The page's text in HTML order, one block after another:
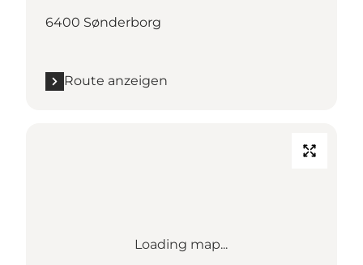
6400 Sønderborg
Route anzeigen
Loading map...